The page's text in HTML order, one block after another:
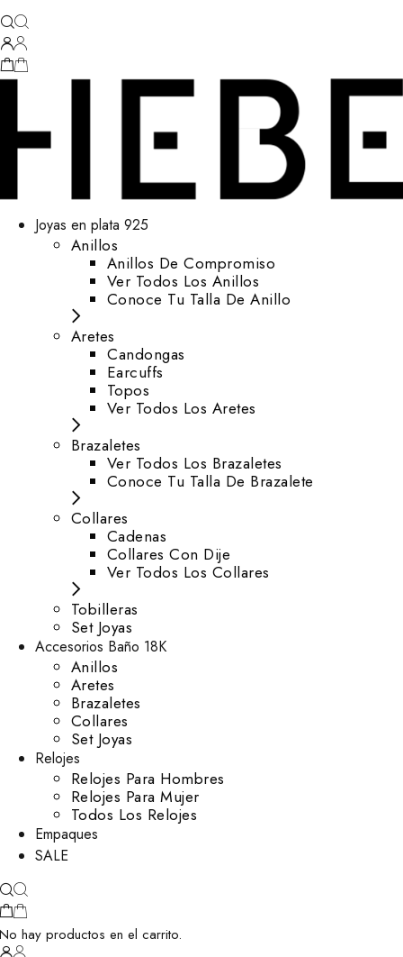
Joyas en plata 925
Anillos
Anillos De Compromiso
Ver Todos Los Anillos
Conoce Tu Talla De Anillo
Aretes
⁠Candongas
Earcuffs
Topos
Ver Todos Los Aretes
Brazaletes
Ver Todos Los Brazaletes
Conoce Tu Talla De Brazalete
Collares
Cadenas
Collares Con Dije
Ver Todos Los Collares
Tobilleras
Set Joyas
Accesorios Baño 18K
Anillos
Aretes
Brazaletes
Collares
Set Joyas
Relojes
Relojes Para Hombres
Relojes Para Mujer
Todos Los Relojes
Empaques
SALE
hay productos en el carrito.